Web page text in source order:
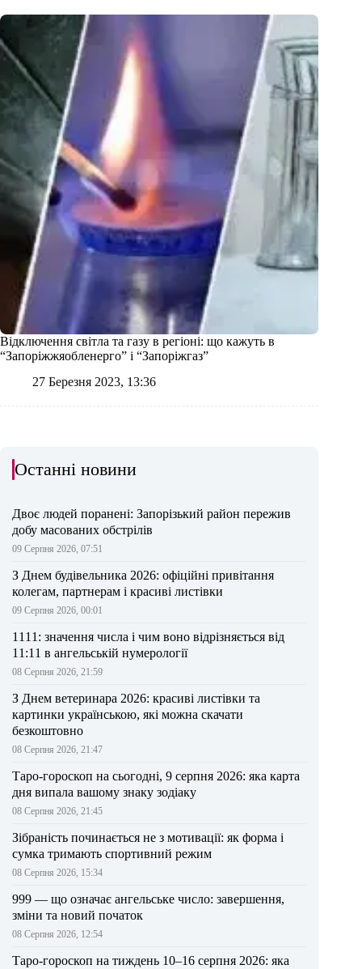
Відключення світла та газу в регіоні: що кажуть в
“Запоріжжяобленерго” і “Запоріжгаз”
27 Березня 2023, 13:36
Останні новини
Двоє людей поранені: Запорізький район пережив
добу масованих обстрілів
09 Серпня 2026, 07:51
З Днем будівельника 2026: офіційні привітання
колегам, партнерам і красиві листівки
09 Серпня 2026, 00:01
1111: значення числа і чим воно відрізняється від
11:11 в ангельській нумерології
08 Серпня 2026, 21:59
З Днем ветеринара 2026: красиві листівки та
картинки українською, які можна скачати
безкоштовно
08 Серпня 2026, 21:47
Таро-гороскоп на сьогодні, 9 серпня 2026: яка карта
дня випала вашому знаку зодіаку
08 Серпня 2026, 21:45
Зібраність починається не з мотивації: як форма і
сумка тримають спортивний режим
08 Серпня 2026, 15:34
999 — що означає ангельське число: завершення,
зміни та новий початок
08 Серпня 2026, 12:54
Таро-гороскоп на тиждень 10–16 серпня 2026: яка